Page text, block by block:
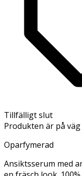
Tillfälligt slut
Produkten är på
Oparfymerad
Ansiktsserum med